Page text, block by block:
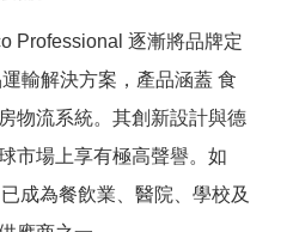
Professional 逐漸將品牌定
輸解決方案，產品涵蓋 食
物流系統。其創新設計與德
市場上享有極高聲譽。如
成為餐飲業、醫院、學校及